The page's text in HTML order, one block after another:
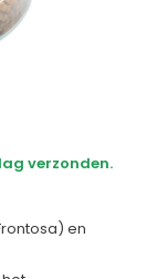
verzonden.
en